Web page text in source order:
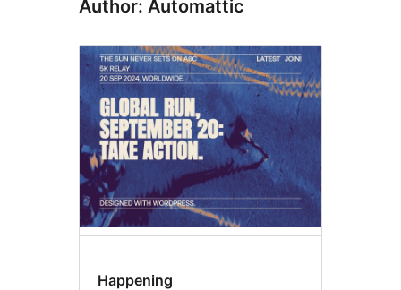
Author: Automattic
Happening